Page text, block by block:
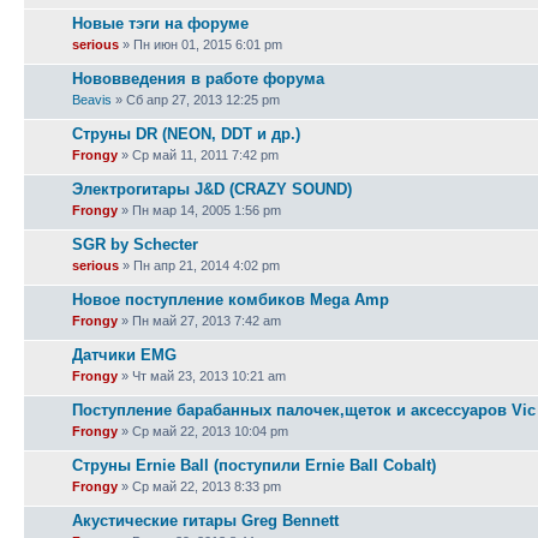
Новые тэги на форуме
serious » Пн июн 01, 2015 6:01 pm
Нововведения в работе форума
Beavis » Сб апр 27, 2013 12:25 pm
Струны DR (NEON, DDT и др.)
Frongy » Ср май 11, 2011 7:42 pm
Электрогитары J&D (CRAZY SOUND)
Frongy » Пн мар 14, 2005 1:56 pm
SGR by Schecter
serious » Пн апр 21, 2014 4:02 pm
Новое поступление комбиков Mega Amp
Frongy » Пн май 27, 2013 7:42 am
Датчики EMG
Frongy » Чт май 23, 2013 10:21 am
Поступление барабанных палочек,щеток и аксессуаров
Frongy » Ср май 22, 2013 10:04 pm
Струны Ernie Ball (поступили Ernie Ball Cobalt)
Frongy » Ср май 22, 2013 8:33 pm
Акустические гитары Greg Bennett